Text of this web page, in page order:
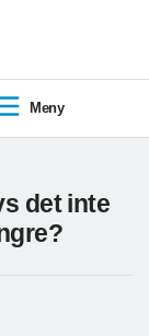
Meny
det inte